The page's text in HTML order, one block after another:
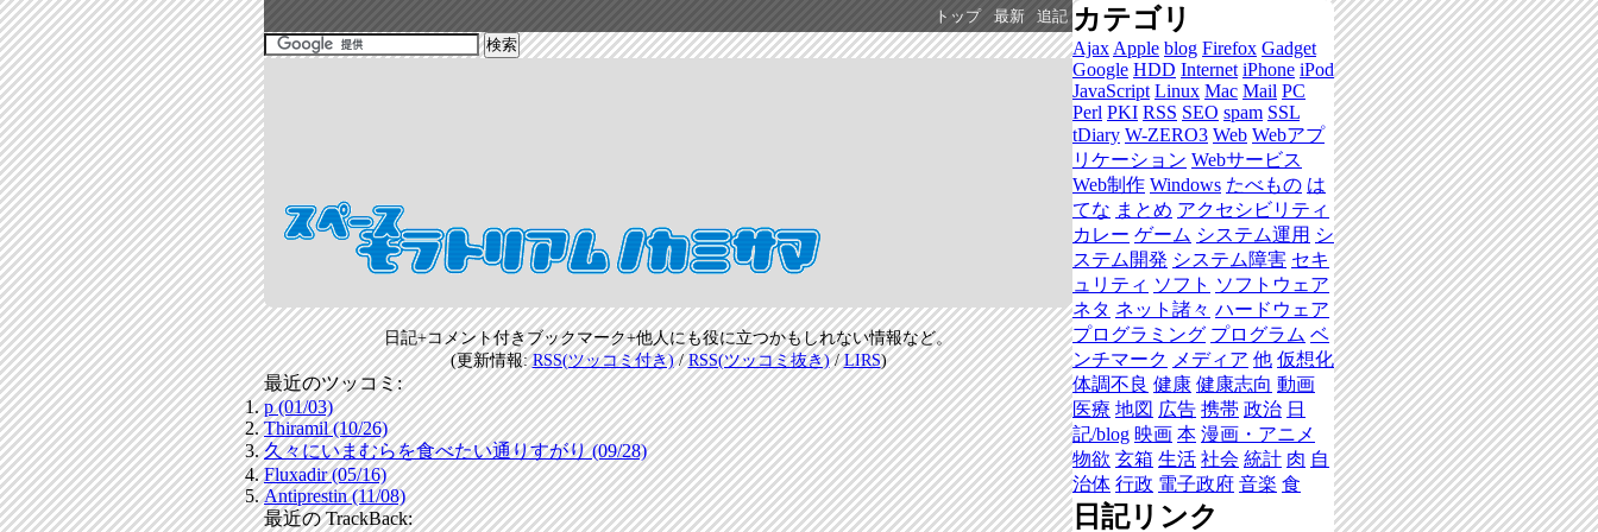
トップ 最新 追記
日記+コメント付きブックマーク+他人にも役に立つかもしれない情報など。
(更新情報:RSS(ツッコミ付き)/RSS(ツッコミ抜き)/LIRS)
最近のツッコミ:
p (01/03)
Thiramil (10/26)
久々にいまむらを食べたい通りすがり (09/28)
Fluxadir (05/16)
Antiprestin (11/08)
最近の TrackBack:
カテゴリ
Ajax Apple blog Firefox Gadget
Google HDD Internet iPhone iPod
JavaScript Linux Mac Mail PC
Perl PKI RSS SEO spam SSL
tDiary W-ZERO3 Web Webアプ
リケーション Webサービス
Web制作 Windows たべもの は
てな まとめ アクセシビリティ
カレー ゲーム システム運用 シ
ステム開発 システム障害 セキ
ュリティ ソフト ソフトウェア
ネタ ネット諸々 ハードウェア
プログラミング プログラム ベ
ンチマーク メディア 他 仮想化
体調不良 健康 健康志向 動画
医療 地図 広告 携帯 政治 日
記/blog 映画 本 漫画・アニメ
物欲 玄箱 生活 社会 統計 肉 自
治体 行政 電子政府 音楽 食
日記リンク